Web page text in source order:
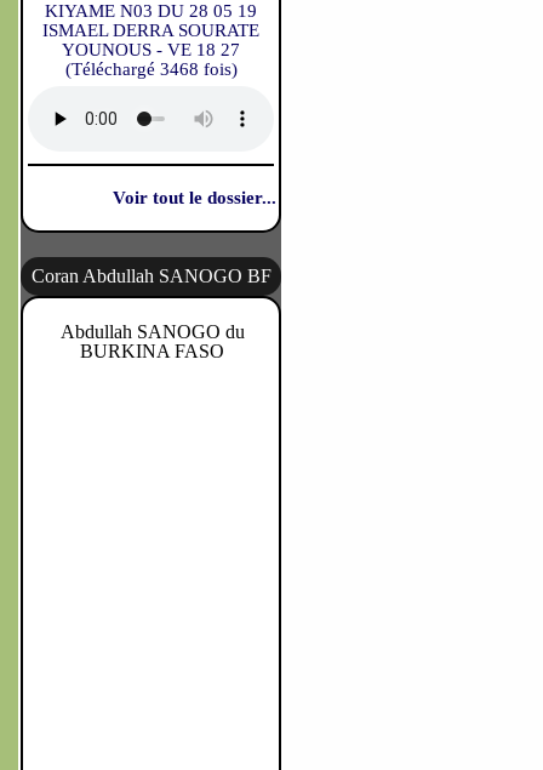
KIYAME N03 DU 28 05 19
ISMAEL DERRA SOURATE
YOUNOUS - VE 18 27
(Téléchargé 3468 fois)
Voir tout le dossier...
Coran Abdullah SANOGO BF
Abdullah SANOGO du
BURKINA FASO